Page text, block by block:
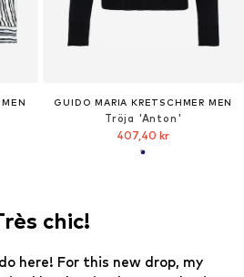
GUIDO MARIA KRETSCHMER MEN
Tröja 'Anton'
407,40 kr
chic!
here! For this new drop, my